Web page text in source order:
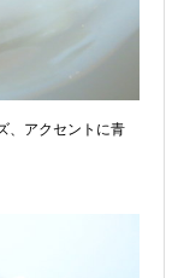
、アクセントに青